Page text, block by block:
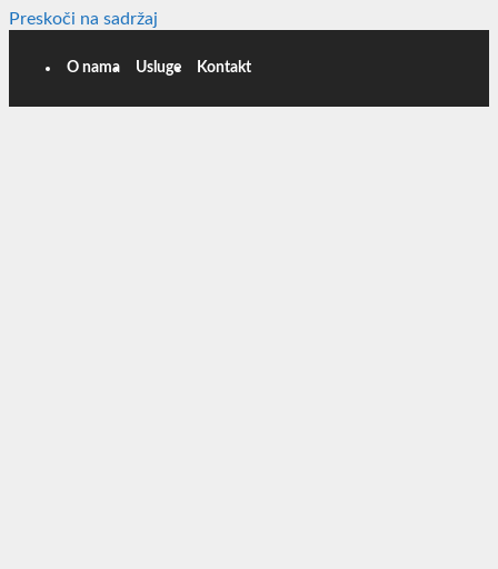
Preskoči na sadržaj
O nama Usluge Kontakt